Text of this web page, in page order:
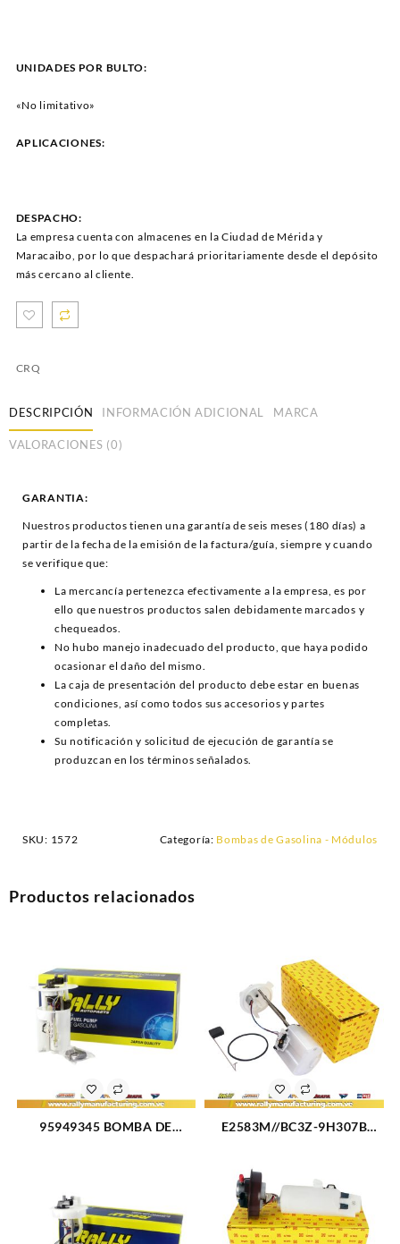
UNIDADES POR BULTO:
«No limitativo»
APLICACIONES:
DESPACHO:
La empresa cuenta con almacenes en la Ciudad de Mérida y
Maracaibo, por lo que despachará prioritariamente desde el depósito
más cercano al cliente.
CRQ
DESCRIPCIÓN INFORMACIÓN ADICIONAL MARCA
VALORACIONES (0)
GARANTIA:
Nuestros productos tienen una garantía de seis meses (180 días) a
partir de la fecha de la emisión de la factura/guía, siempre y cuando
se verifique que:
La mercancía pertenezca efectivamente a la empresa, es por
ello que nuestros productos salen debidamente marcados y
chequeados.
No hubo manejo inadecuado del producto, que haya podido
ocasionar el daño del mismo.
La caja de presentación del producto debe estar en buenas
condiciones, así como todos sus accesorios y partes
completas.
Su notificación y solicitud de ejecución de garantía se
produzcan en los términos señalados.
SKU: 1572 Categoría: Bombas de Gasolina - Módulos
Productos relacionados
95949345 BOMBA DE
E2583M//BC3Z-9H307B
250 (1441)